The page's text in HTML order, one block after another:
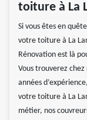
toiture à La
Si vous êtes en
votre toiture à La
Rénovation est là
Vous trouverez
années
votre toiture à La
métier, nos